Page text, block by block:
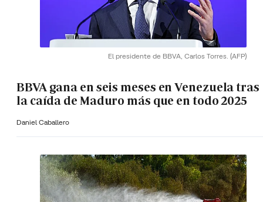
El presidente de BBVA, Carlos Torres. (AFP)
BBVA gana en seis meses en Venezuela tras
la caída de Maduro más que en todo 2025
Daniel Caballero